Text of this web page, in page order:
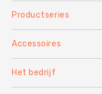
Productseries
Accessoires
Het bedrijf